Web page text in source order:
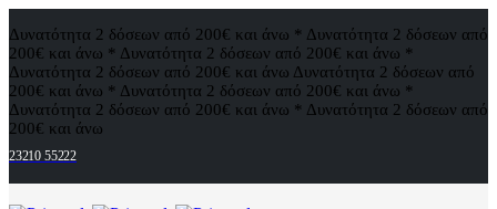
Δυνατότητα 2 δόσεων από 200€ και άνω * Δυνατότητα 2 δόσεων από
200€ και άνω * Δυνατότητα 2 δόσεων από 200€ και άνω *
Δυνατότητα 2 δόσεων από 200€ και άνω Δυνατότητα 2 δόσεων από
200€ και άνω * Δυνατότητα 2 δόσεων από 200€ και άνω *
Δυνατότητα 2 δόσεων από 200€ και άνω * Δυνατότητα 2 δόσεων από
200€ και άνω
23210 55222